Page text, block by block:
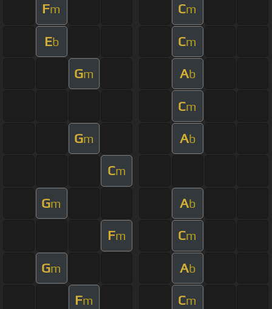
Fm Cm
Eb Cm
Gm Ab
Cm
Gm Ab
Cm
Gm Ab
Fm Cm
Gm Ab
Fm Cm